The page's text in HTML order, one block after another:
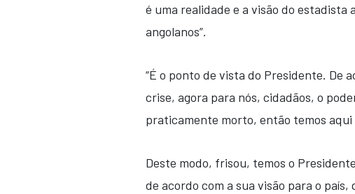
é uma realidade e a visão do estadista
angolanos”.
“É o ponto de vista do Presidente. De
crise, agora para nós, cidadãos, o
praticamente morto, então temos aqui
Deste modo, frisou, temos o
de acordo com a sua visão para o